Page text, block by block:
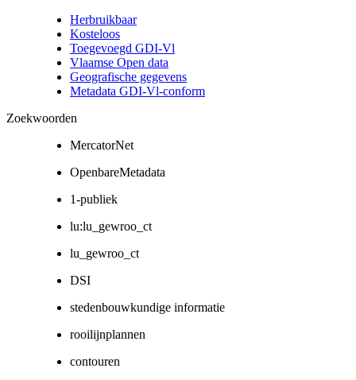
Herbruikbaar
Kosteloos
Toegevoegd GDI-Vl
Vlaamse Open data
Geografische gegevens
Metadata GDI-Vl-conform
Zoekwoorden
MercatorNet
OpenbareMetadata
1-publiek
lu:lu_gewroo_ct
lu_gewroo_ct
DSI
stedenbouwkundige informatie
rooilijnplannen
contouren